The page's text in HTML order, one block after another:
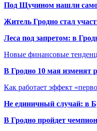
Под Щучином нашли
Житель Гродно стал
Леса под запретом: в
Новые финансовые
В Гродно 10 мая изменят
Как работает эффект
Не единичный случай: в
В Гродно пройдет